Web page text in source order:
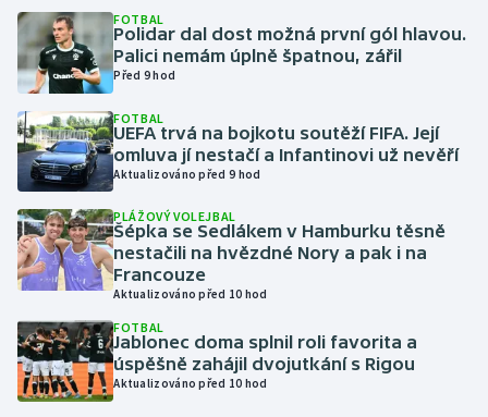
Judo
Krasobruslení
Lezení
Lyže a snowboard
Moderní pětiboj
Motorsport
Olympijské hry
Parasport
FOTBAL
Polidar dal dost možná první gól hlavou.
Palici nemám úplně špatnou, zářil
Před 9 hod
FOTBAL
UEFA trvá na bojkotu soutěží FIFA. Její
omluva jí nestačí a Infantinovi už nevěří
Aktualizováno před 9 hod
PLÁŽOVÝ VOLEJBAL
Šépka se Sedlákem v Hamburku těsně
nestačili na hvězdné Nory a pak i na
Francouze
Aktualizováno před 10 hod
FOTBAL
Jablonec doma splnil roli favorita a
úspěšně zahájil dvojutkání s Rigou
Aktualizováno před 10 hod